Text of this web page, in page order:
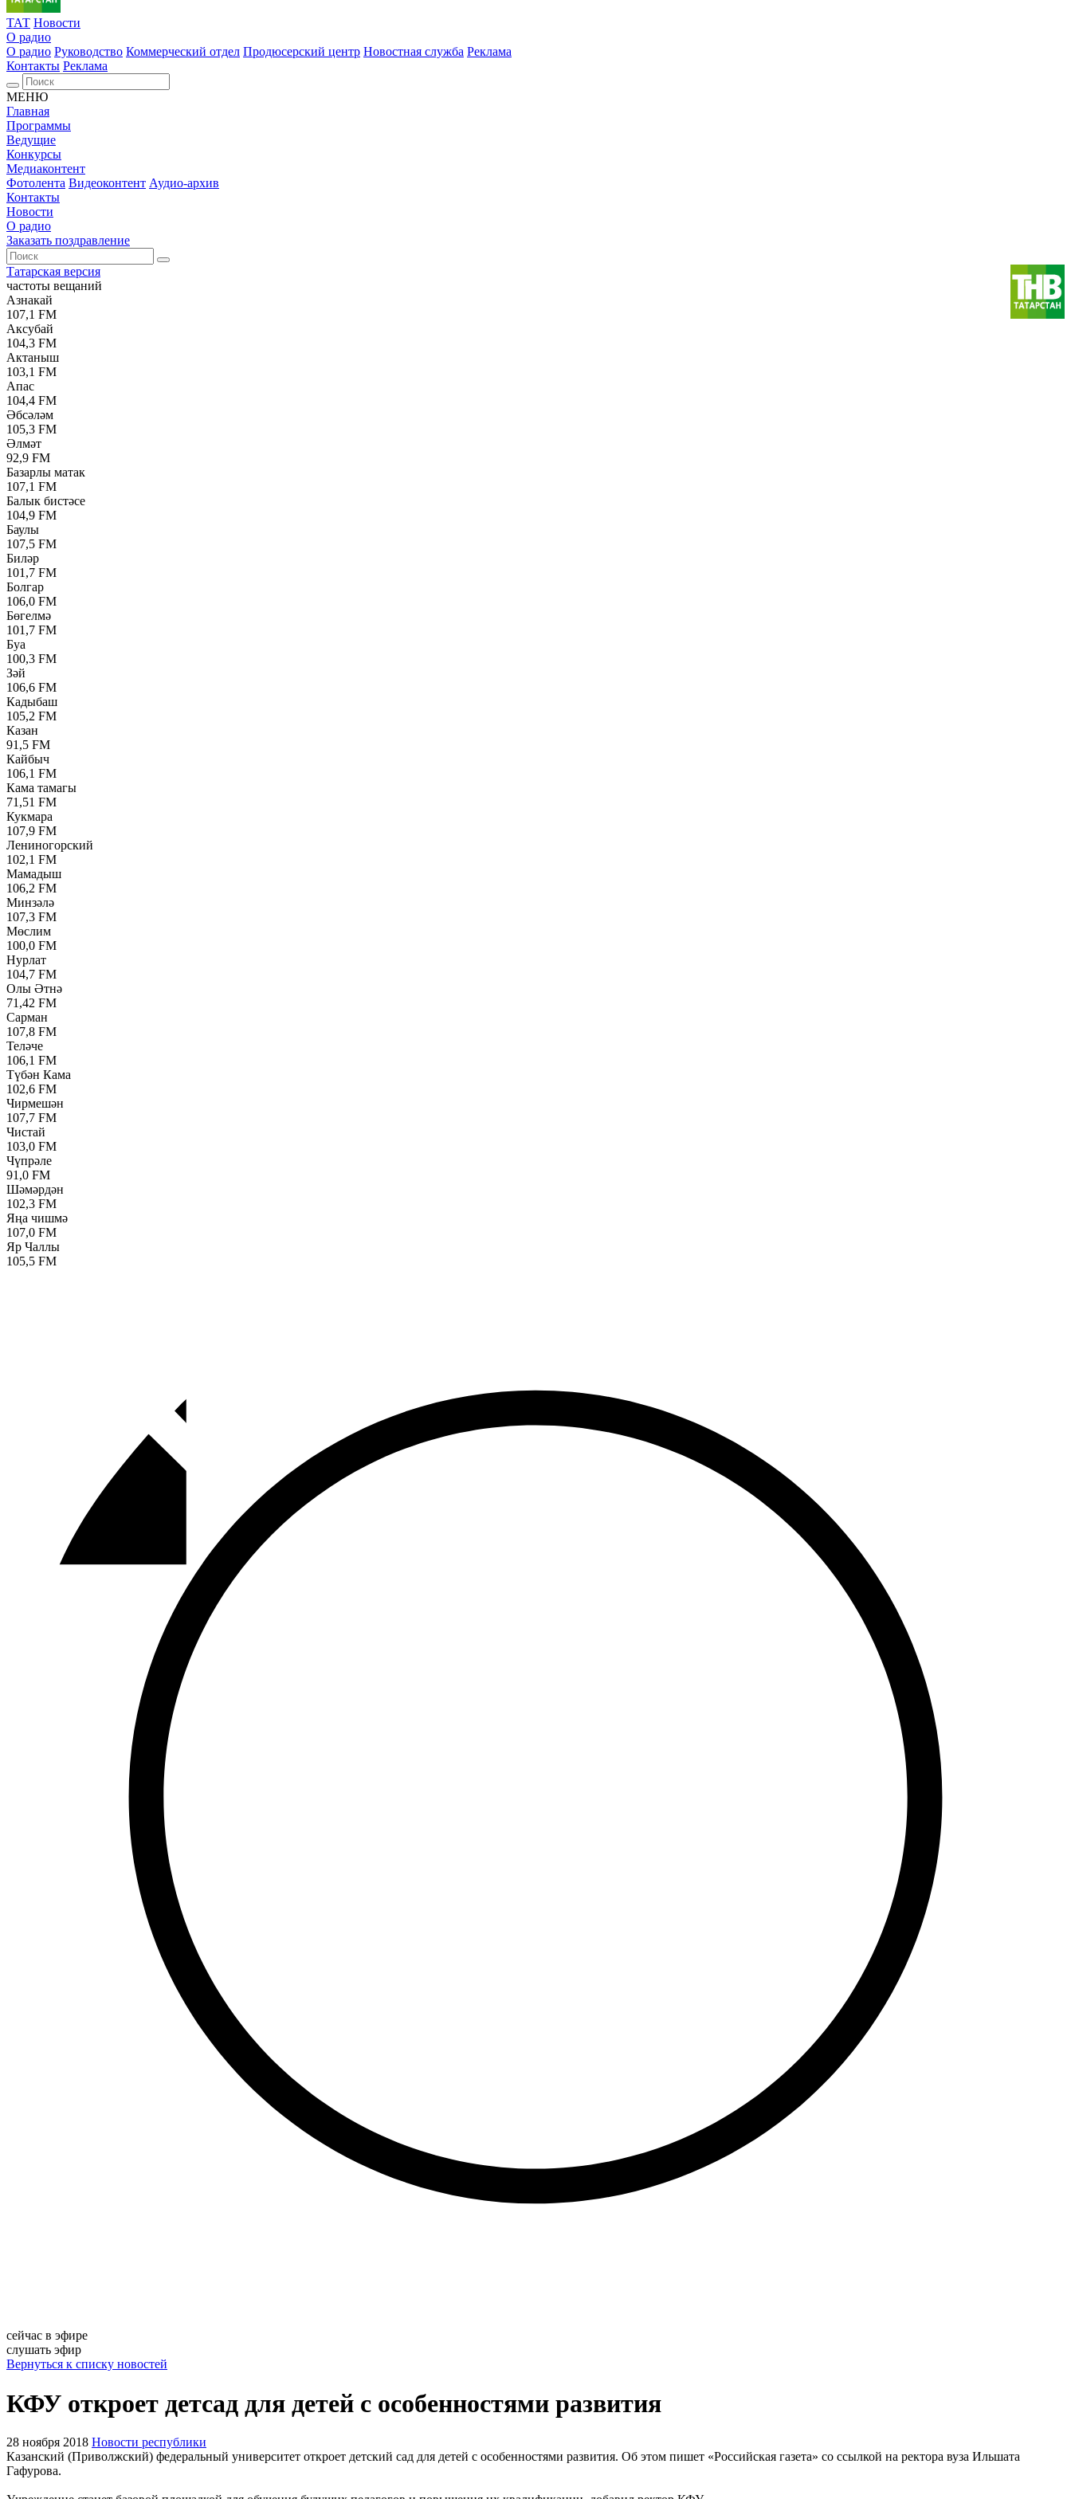
ТАТ Новости
О радио
О радио Руководство Коммерческий отдел Продюсерский центр Новостная служба Реклама
Контакты Реклама
МЕНЮ
Главная
Программы
Ведущие
Конкурсы
Медиаконтент
Фотолента Видеоконтент Аудио-архив
Контакты
Новости
О радио
Заказать поздравление
Татарская версия
частоты вещаний
Азнакай
107,1 FM
Аксубай
104,3 FM
Актаныш
103,1 FM
Апас
104,4 FM
Әбсәләм
105,3 FM
Әлмәт
92,9 FM
Базарлы матак
107,1 FM
Балык бистәсе
104,9 FM
Баулы
107,5 FM
Биләр
101,7 FM
Болгар
106,0 FM
Бөгелмә
101,7 FM
Буа
100,3 FM
Зәй
106,6 FM
Кадыбаш
105,2 FM
Казан
91,5 FM
Кайбыч
106,1 FM
Кама тамагы
71,51 FM
Кукмара
107,9 FM
Лениногорский
102,1 FM
Мамадыш
106,2 FM
Минзәлә
107,3 FM
Мөслим
100,0 FM
Нурлат
104,7 FM
Олы Әтнә
71,42 FM
Сарман
107,8 FM
Теләче
106,1 FM
Түбән Кама
102,6 FM
Чирмешән
107,7 FM
Чистай
103,0 FM
Чүпрәле
91,0 FM
Шәмәрдән
102,3 FM
Яңа чишмә
107,0 FM
Яр Чаллы
105,5 FM
сейчас в эфире
слушать эфир
Вернуться к списку новостей
КФУ откроет детсад для детей с особенностями развития
28 ноября 2018 Новости республики
Казанский (Приволжский) федеральный университет откроет детский сад для детей с особенностями развития. Об этом пишет «Российская газета» со ссылкой на ректора вуза Ильшата
Гафурова.